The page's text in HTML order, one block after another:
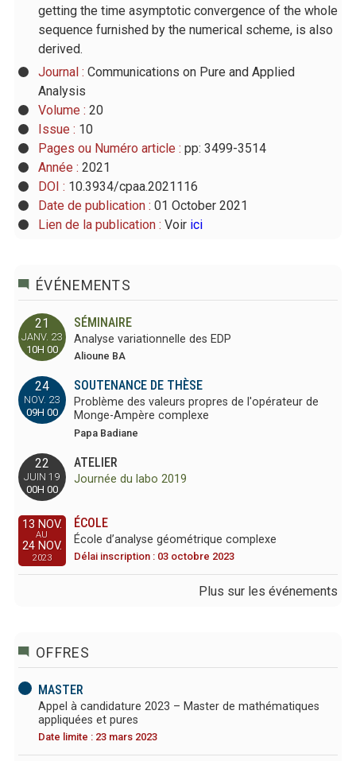
getting the time asymptotic convergence of the whole
sequence furnished by the numerical scheme, is also
derived.
Journal : Communications on Pure and Applied
Analysis
Volume : 20
Issue : 10
Pages ou Numéro article : pp: 3499-3514
Année : 2021
DOI : 10.3934/cpaa.2021116
Date de publication : 01 October 2021
Lien de la publication : Voirici
ÉVÉNEMENTS
21
JANV. 23
10H 00
SÉMINAIRE
Analyse variationnelle des EDP
Alioune BA
24
NOV. 23
09H 00
SOUTENANCE DE THÈSE
Problème des valeurs propres de l'opérateur de
Monge-Ampère complexe
Papa Badiane
22
JUIN 19
00H 00
ATELIER
Journée du labo 2019
13 NOV.
AU
24 NOV.
2023
ÉCOLE
École d’analyse géométrique complexe
Délai inscription : 03 octobre 2023
Plus sur les événements
OFFRES
MASTER
Appel à candidature 2023 – Master de mathématiques
appliquées et pures
Date limite : 23 mars 2023